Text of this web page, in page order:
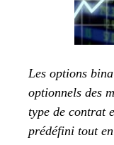
Les options
optionnels des
type de contrat
prédéfini tout